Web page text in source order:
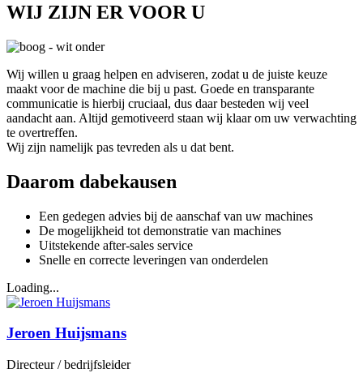
WIJ ZIJN ER VOOR U
Wij willen u graag helpen en adviseren, zodat u de juiste keuze
maakt voor de machine die bij u past. Goede en transparante
communicatie is hierbij cruciaal, dus daar besteden wij veel
aandacht aan. Altijd gemotiveerd staan wij klaar om uw verwachting
te overtreffen.
Wij zijn namelijk pas tevreden als u dat bent.
Daarom dabekausen
Een gedegen advies bij de aanschaf van uw machines
De mogelijkheid tot demonstratie van machines
Uitstekende after-sales service
Snelle en correcte leveringen van onderdelen
Loading...
Jeroen Huijsmans
Directeur / bedrijfsleider